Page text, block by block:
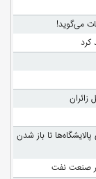
می‌گوید!
کرد
تا باز شدن
در صنعت نفت